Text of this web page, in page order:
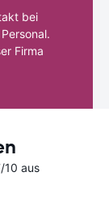
bei
Firma
10 aus